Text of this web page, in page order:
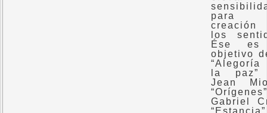
para
los
Ése
objetivo
la paz”
Jean
Gabriel